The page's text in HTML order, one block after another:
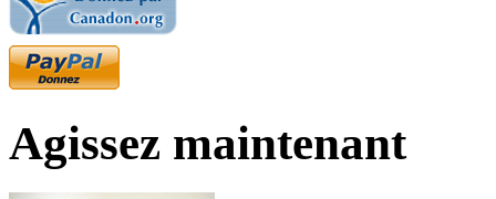
Agissez maintenant